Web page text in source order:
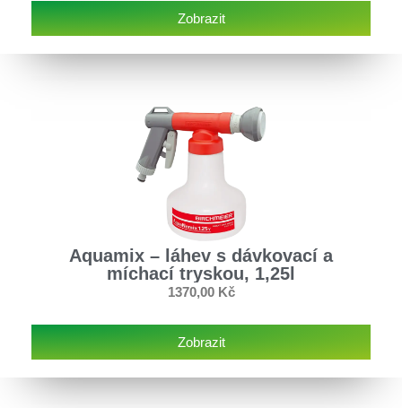
Zobrazit
Aquamix – láhev s dávkovací a
míchací tryskou, 1,25l
1370,00 Kč
Zobrazit